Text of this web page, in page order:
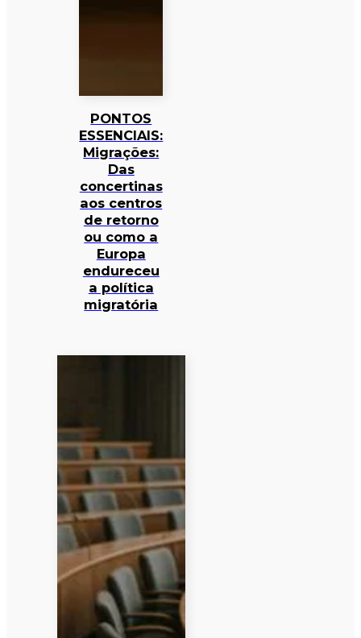
PONTOS
ESSENCIAIS:
Migrações:
Das
concertinas
aos centros
de retorno
ou como a
Europa
endureceu
a política
migratória